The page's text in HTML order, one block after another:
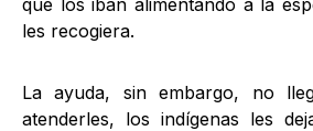
que los iban alimentando a la
les recogiera.
La ayuda, sin embargo, no
atenderles, los indígenas les